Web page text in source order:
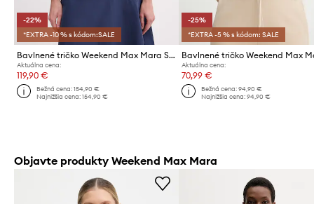
-22%
*EXTRA -10 % s kódom:SALE
Bavlnené tričko Weekend Max Mara SABATO
Aktuálna cena:
119,90 €
Bežná cena:154,90 €
Najnižšia cena:154,90 €
-25%
*EXTRA -5 % s kódom: SALE
Aktuálna cena:
70,99 €
Bežná cena: 94,90 €
Najnižšia cena: 94,90 €
Objavte produkty Weekend Max Mara